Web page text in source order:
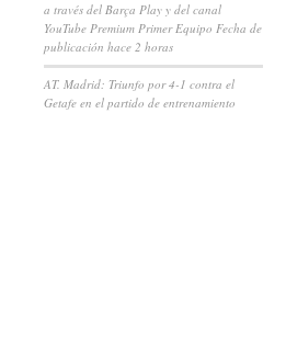
a través del Barça Play y del canal
YouTube Premium Primer Equipo Fecha de
publicación hace 2 horas
AT. Madrid: Triunfo por 4-1 contra el
Getafe en el partido de entrenamiento